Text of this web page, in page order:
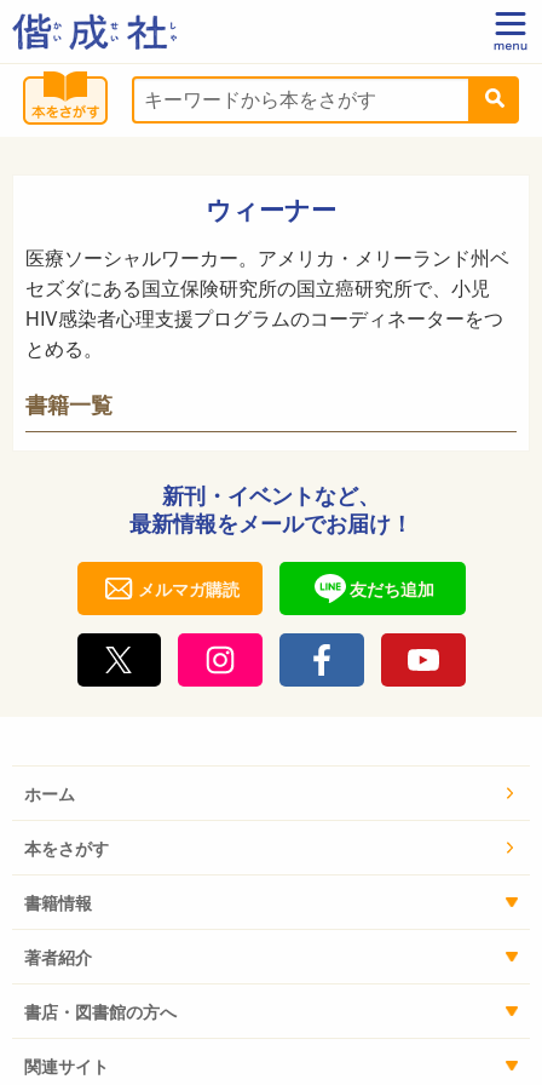
ウィーナー
医療ソーシャルワーカー。アメリカ・メリーランド州ベ
セズダにある国立保険研究所の国立癌研究所で、小児
HIV感染者心理支援プログラムのコーディネーターをつ
とめる。
書籍一覧
新刊・イベントなど、
最新情報をメールでお届け！
メルマガ購読 友だち追加
ホーム
本をさがす
書籍情報
著者紹介
書店・図書館の方へ
関連サイト